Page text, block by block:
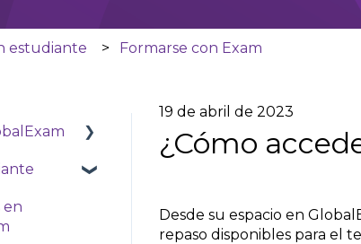
estudiante Formarse con Exam
19 de abril de 2023
¿Cómo
Desde su espacio en
repaso disponibles para el
Live
en